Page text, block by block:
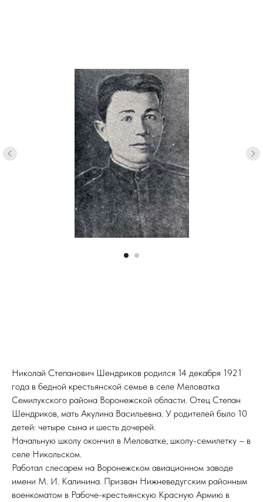
Николай Степанович Шендриков родился 14 декабря 1921
года в бедной крестьянской семье в селе Меловатка
Семилукского района Воронежской области. Отец Степан
Шендриков, мать Акулина Васильевна. У родителей было 10
детей: четыре сына и шесть дочерей.
Начальную школу окончил в Меловатке, школу-семилетку – в
селе Никольском.
Работал слесарем на Воронежском авиационном заводе
имени М. И. Калинина. Призван Нижневедугским районным
военкоматом в Рабоче-крестьянскую Красную Армию в